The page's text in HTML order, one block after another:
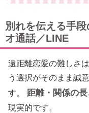
別れを伝える手
オ通話／LINE
遠距離恋愛の難しさ
う選択がそのまま誠
す。
距離・関係の
現実的です。